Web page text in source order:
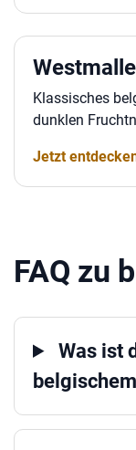
Klassisches
dunklen
Jetzt
FAQ zu
Was ist